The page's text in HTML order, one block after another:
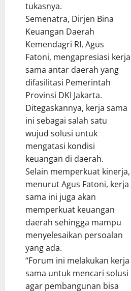
tukasnya.
Semenatra, Dirjen Bina
Keuangan Daerah
Kemendagri RI, Agus
Fatoni, mengapresiasi kerja
sama antar daerah yang
difasilitasi Pemerintah
Provinsi DKI Jakarta.
Ditegaskannya, kerja sama
ini sebagai salah satu
wujud solusi untuk
mengatasi kondisi
keuangan di daerah.
Selain memperkuat kinerja,
menurut Agus Fatoni, kerja
sama ini juga akan
memperkuat keuangan
daerah sehingga mampu
menyelesaikan persoalan
yang ada.
“Forum ini melakukan kerja
sama untuk mencari solusi
agar pembangunan bisa